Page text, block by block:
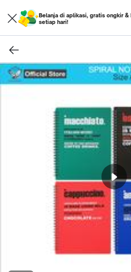
Belanja di aplikasi, gratis ongkir &
setiap hari!